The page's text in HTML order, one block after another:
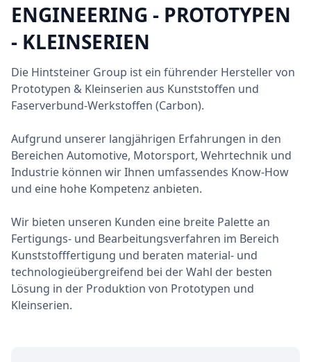
ENGINEERING - PROTOTYPEN
- KLEINSERIEN
Die Hintsteiner Group ist ein führender Hersteller von
Prototypen & Kleinserien aus Kunststoffen und
Faserverbund-Werkstoffen (Carbon).
Aufgrund unserer langjährigen Erfahrungen in den
Bereichen Automotive, Motorsport, Wehrtechnik und
Industrie können wir Ihnen umfassendes Know-How
und eine hohe Kompetenz anbieten.
Wir bieten unseren Kunden eine breite Palette an
Fertigungs- und Bearbeitungsverfahren im Bereich
Kunststofffertigung und beraten material- und
technologieübergreifend bei der Wahl der besten
Lösung in der Produktion von Prototypen und
Kleinserien.